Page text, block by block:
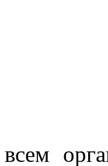
всем